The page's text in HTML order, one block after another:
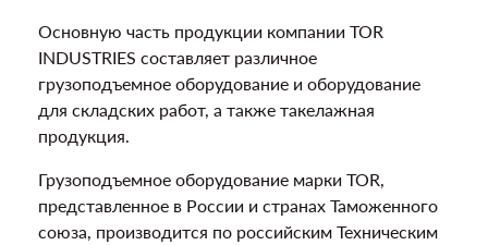
Основную часть продукции компании TOR
INDUSTRIES составляет различное
грузоподъемное оборудование и оборудование
для складских работ, а также такелажная
продукция.
Грузоподъемное оборудование марки TOR,
представленное в России и странах Таможенного
союза, производится по российским Техническим